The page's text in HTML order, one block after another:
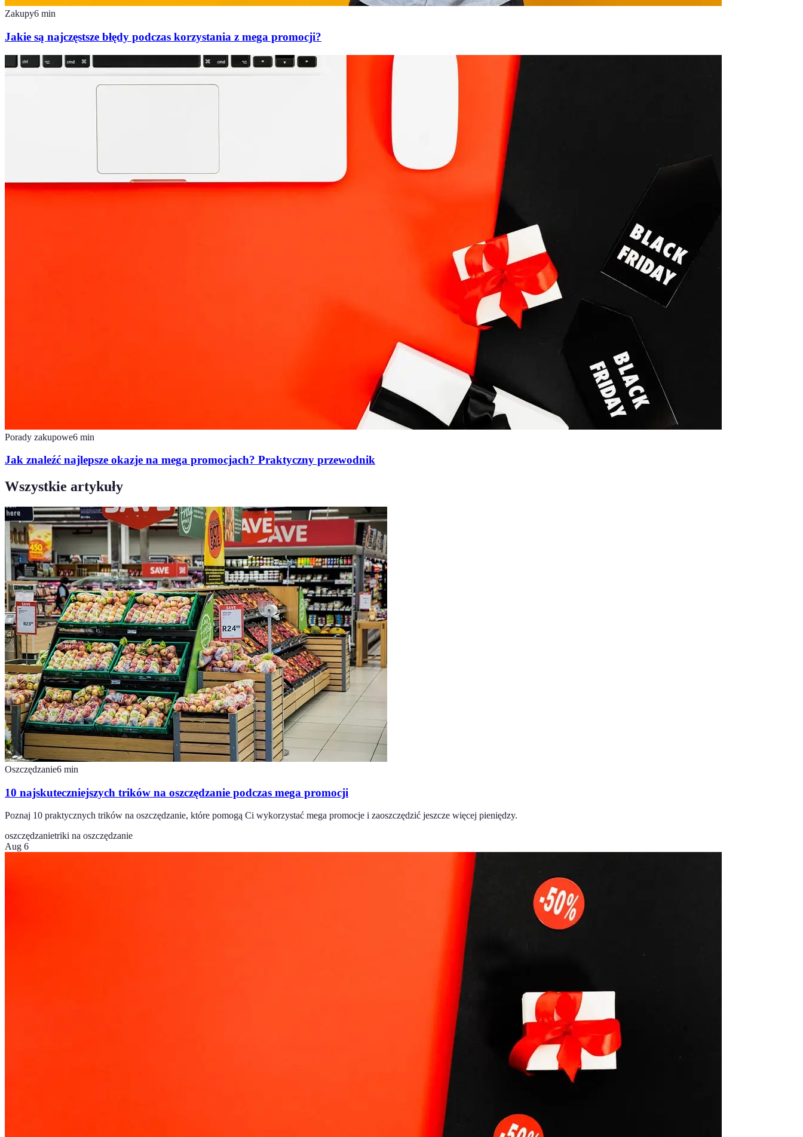
Zakupy6 min
Jakie są najczęstsze błędy podczas korzystania z mega promocji?
Porady zakupowe6 min
Jak znaleźć najlepsze okazje na mega promocjach? Praktyczny przewodnik
Wszystkie artykuły
Oszczędzanie6 min
10 najskuteczniejszych trików na oszczędzanie podczas mega promocji
Poznaj 10 praktycznych trików na oszczędzanie, które pomogą Ci wykorzystać mega promocje i zaoszczędzić jeszcze więcej pieniędzy.
oszczędzanietriki na oszczędzanie
Aug 6